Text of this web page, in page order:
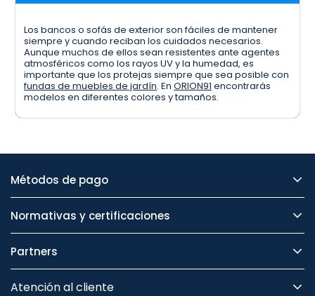
Los bancos o sofás de exterior son fáciles de mantener
siempre y cuando reciban los cuidados necesarios.
Aunque muchos de ellos sean resistentes ante agentes
atmosféricos como los rayos UV y la humedad, es
importante que los protejas siempre que sea posible con
fundas de muebles de jardín. EnORION91 encontrarás
modelos en diferentes colores y tamaños.
Métodos de pago
Normativas y certificaciones
Partners
Atención al cliente